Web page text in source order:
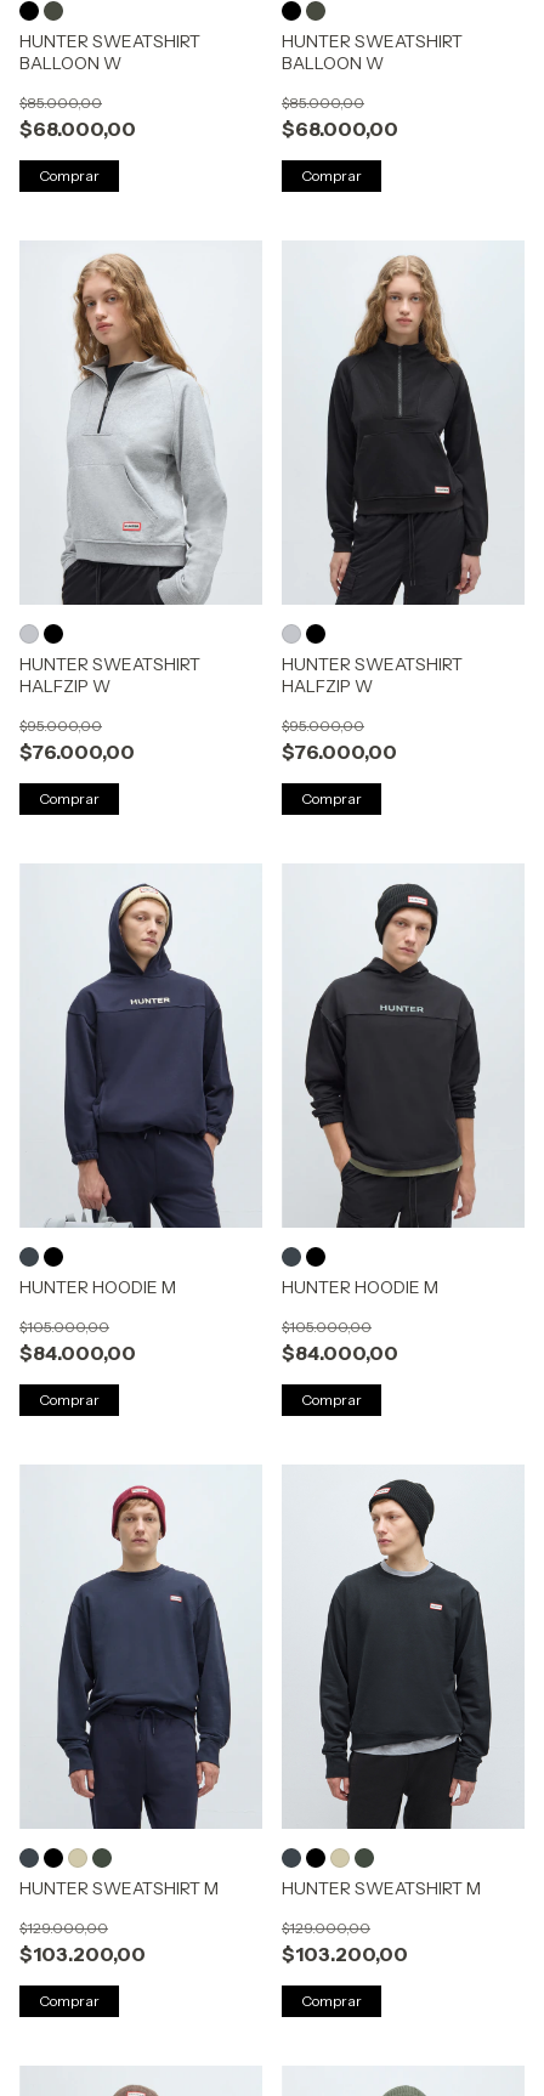
HUNTER SWEATSHIRT
BALLOON W
$68.000,00
$85.000,00
Comprar
HUNTER SWEATSHIRT
BALLOON W
$68.000,00
$85.000,00
Comprar
HUNTER SWEATSHIRT
HALFZIP W
$76.000,00
$95.000,00
Comprar
HUNTER SWEATSHIRT
HALFZIP W
$76.000,00
$95.000,00
Comprar
HUNTER HOODIE M
$84.000,00
$105.000,00
Comprar
HUNTER HOODIE M
$84.000,00
$105.000,00
Comprar
HUNTER SWEATSHIRT M
$103.200,00
$129.000,00
Comprar
HUNTER SWEATSHIRT M
$103.200,00
$129.000,00
Comprar